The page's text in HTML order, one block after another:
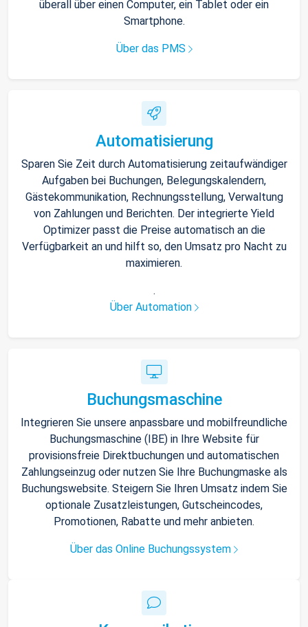
überall über einen Computer, ein Tablet oder ein
Smartphone.
Über das PMS
Automatisierung
Sparen Sie Zeit durch Automatisierung zeitaufwändiger
Aufgaben bei Buchungen, Belegungskalendern,
Gästekommunikation, Rechnungsstellung, Verwaltung
von Zahlungen und Berichten. Der integrierte Yield
Optimizer passt die Preise automatisch an die
Verfügbarkeit an und hilft so, den Umsatz pro Nacht zu
maximieren.
.
Über Automation
Buchungsmaschine
Integrieren Sie unsere anpassbare und mobilfreundliche
Buchungsmaschine (IBE) in Ihre Website für
provisionsfreie Direktbuchungen und automatischen
Zahlungseinzug oder nutzen Sie Ihre Buchungmaske als
Buchungswebsite. Steigern Sie Ihren Umsatz indem Sie
optionale Zusatzleistungen, Gutscheincodes,
Promotionen, Rabatte und mehr anbieten.
Über das Online Buchungssystem